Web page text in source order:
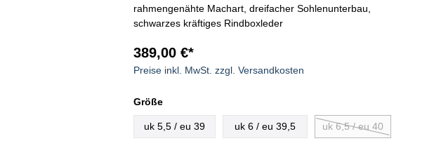
rahmengenähte Machart, dreifacher Sohlenunterbau,
schwarzes kräftiges Rindboxleder
389,00 €*
Preise inkl. MwSt. zzgl. Versandkosten
Größe
uk 5,5 / eu 39 uk 6 / eu 39,5 uk 6,5 / eu 40